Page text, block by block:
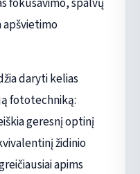
daryti kelias
fototechniką:
geresnį optinį
židinio
apims